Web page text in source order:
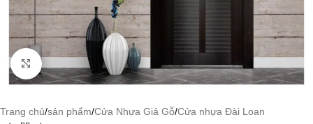
Click to enlarge
Trang chủ/sản phẩm/Cửa Nhựa Giả Gỗ/Cửa nhựa Đài Loan